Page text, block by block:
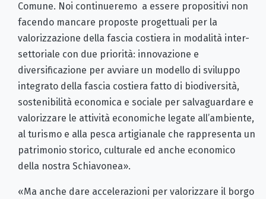
Comune. Noi continueremo a essere propositivi non
facendo mancare proposte progettuali per la
valorizzazione della fascia costiera in modalità inter-
settoriale con due priorità: innovazione e
diversificazione per avviare un modello di sviluppo
integrato della fascia costiera fatto di biodiversità,
sostenibilità economica e sociale per salvaguardare e
valorizzare le attività economiche legate all’ambiente,
al turismo e alla pesca artigianale che rappresenta un
patrimonio storico, culturale ed anche economico
della nostra Schiavonea».
«Ma anche dare accelerazioni per valorizzare il borgo